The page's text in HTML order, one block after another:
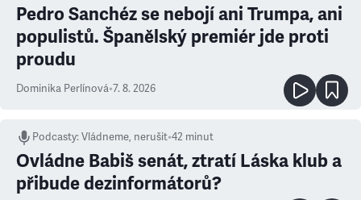
Pedro Sanchéz se nebojí ani Trumpa, ani
populistů. Španělský premiér jde proti
proudu
Dominika Perlínová•7. 8. 2026
Podcasty:Vládneme, nerušit•42 minut
Ovládne Babiš senát, ztratí Láska klub a
přibude dezinformátorů?